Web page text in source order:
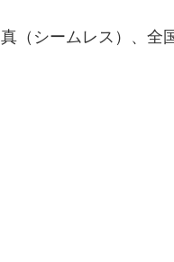
（シームレス）、全